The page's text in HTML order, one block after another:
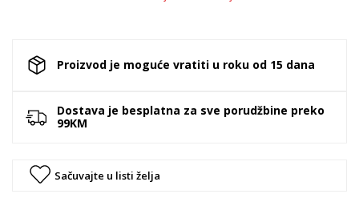
Proizvod je moguće vratiti u roku od 15 dana
Dostava je besplatna za sve porudžbine preko
99KM
Sačuvajte u listi želja